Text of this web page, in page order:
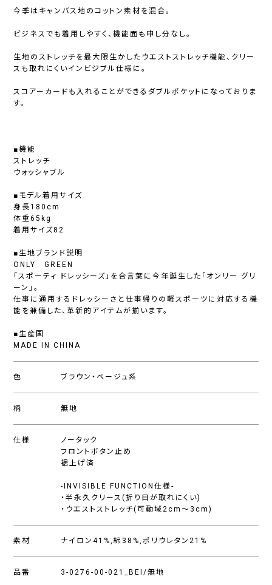
今季はキャンバス地のコットン素材を混合。
ビジネスでも着用しやすく、機能面も申し分なし。
生地のストレッチを最大限生かしたウエストストレッチ機能、クリー
スも取れにくいインビジブル仕様に。
スコアーカードも入れることができるダブルポケットになっておりま
す。
■機能
ストレッチ
ウォッシャブル
■モデル着用サイズ
身長180cm
体重65kg
着用サイズ82
■生地ブランド説明
ONLY GREEN
「スポーティ ドレッシーズ」を合言葉に今年誕生した「オンリー グリ
ーン」。
仕事に通用するドレッシーさと仕事帰りの軽スポーツに対応する機
能を兼備した、革新的アイテムが揃います。
■生産国
MADE IN CHINA
色 ブラウン・ベージュ系
柄 無地
仕様
ノータック
フロントボタン止め
裾上げ済
-INVISIBLE FUNCTION仕様-
・半永久クリース(折り目が取れにくい)
・ウエストストレッチ(可動域2cm〜3cm)
素材 ナイロン41%,綿38%,ポリウレタン21%
品番 3-0276-00-021_BEI/無地